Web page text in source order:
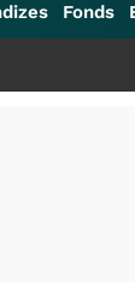
Fonds